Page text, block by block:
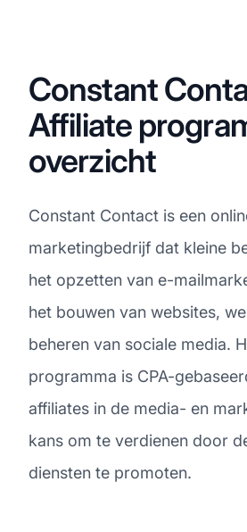
Constant
Affiliate
overzicht
Constant Contact is een
marketingbedrijf dat kleine
het opzetten van e-
het bouwen van websites,
beheren van sociale media.
programma is CPA-
affiliates in de media- en
kans om te verdienen door
diensten te promoten.